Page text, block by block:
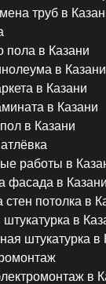
труб в
пола в Казани
в Казани
в Казани
в Казани
в Казани
работы в
фасада в Казани
стен потолка в
в
штукатурка в
в